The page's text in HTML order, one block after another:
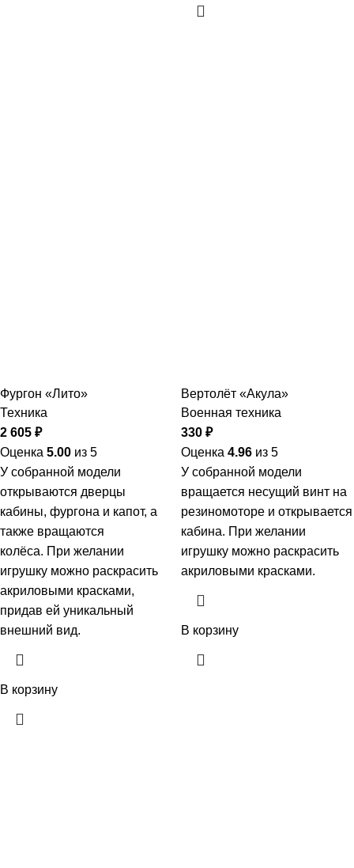
Фургон «Лито»
Техника
2 605 ₽
Оценка 5.00 из 5
У собранной модели
открываются дверцы
кабины, фургона и капот, а
также вращаются
колёса. При желании
игрушку можно раскрасить
акриловыми красками,
придав ей уникальный
внешний вид.
В корзину
Вертолёт «Акула»
Военная техника
330 ₽
Оценка 4.96 из 5
У собранной модели
вращается несущий винт на
резиномоторе и открывается
кабина. При желании
игрушку можно раскрасить
акриловыми красками.
В корзину